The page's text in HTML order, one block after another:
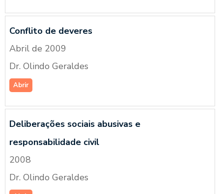
Conflito de deveres
Abril de 2009
Dr. Olindo Geraldes
Abrir
Deliberações sociais abusivas e
responsabilidade civil
2008
Dr. Olindo Geraldes